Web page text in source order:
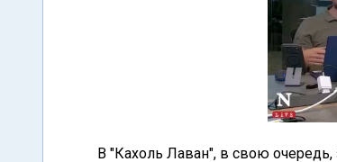
В "Кахоль Лаван", в свою очередь,